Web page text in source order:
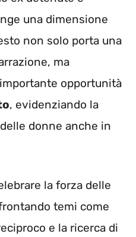
una dimensione
non solo porta una
ma
opportunità
, evidenziando la
donne anche in
la forza delle
temi come
e la ricerca di